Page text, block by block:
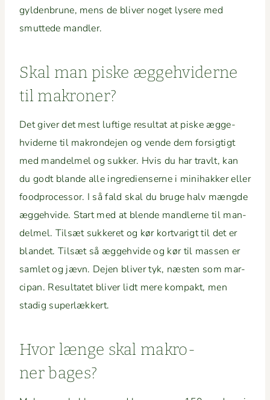
gylden­brune, mens de bliv­er noget lysere med
smut­tede mandler.
Skal man piske ægge­hviderne
til makroner?
Det giv­er det mest luftige resul­tat at piske ægge­
hviderne til makro­n­de­jen og vende dem for­sigtigt
med man­delmel og sukker. Hvis du har travlt, kan
du godt blande alle ingre­di­enserne i mini­hakker eller
food­proces­sor. I så fald skal du bruge halv mængde
ægge­h­vide. Start med at blende man­dlerne til man­
delmel. Tilsæt sukkeret og kør kort­varigt til det er
bland­et. Tilsæt så ægge­h­vide og kør til massen er
sam­let og jævn. Dejen bliv­er tyk, næsten som mar­
ci­pan. Resul­tatet bliv­er lidt mere kom­pakt, men
stadig superlækkert.
Hvor længe skal makro­
ner bages?